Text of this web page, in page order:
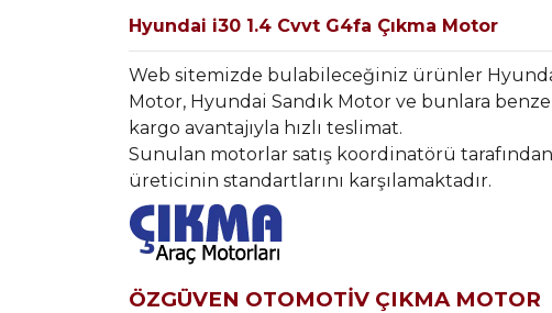
Hyundai i30 1.4 Cvvt G4fa Çıkma Motor
Web sitemizde bulabileceğiniz ürünler
Motor, Hyundai Sandık Motor ve bunlara
kargo avantajıyla hızlı teslimat.
Sunulan motorlar satış koordinatörü
üreticinin standartlarını karşılamaktadır.
ÖZGÜVEN OTOMOTİV ÇIKMA MOTOR